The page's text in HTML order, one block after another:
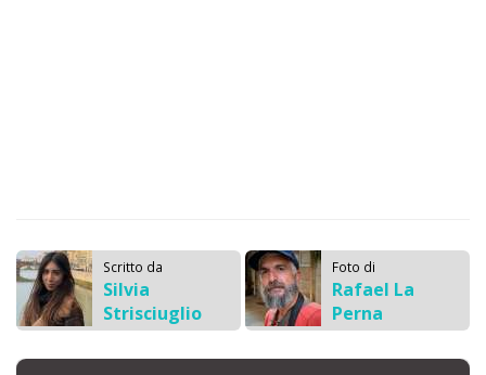
Scritto da
Silvia
Strisciuglio
Foto di
Rafael La
Perna